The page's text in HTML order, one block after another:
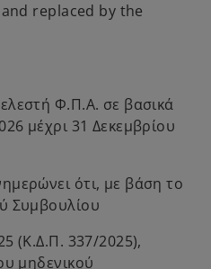
replaced by the
n
Φ.Π.Α. σε βασικά
μέχρι 31 Δεκεμβρίου
ότι, με βάση το
Συμβουλίου
(Κ.Δ.Π. 337/2025),
μηδενικού